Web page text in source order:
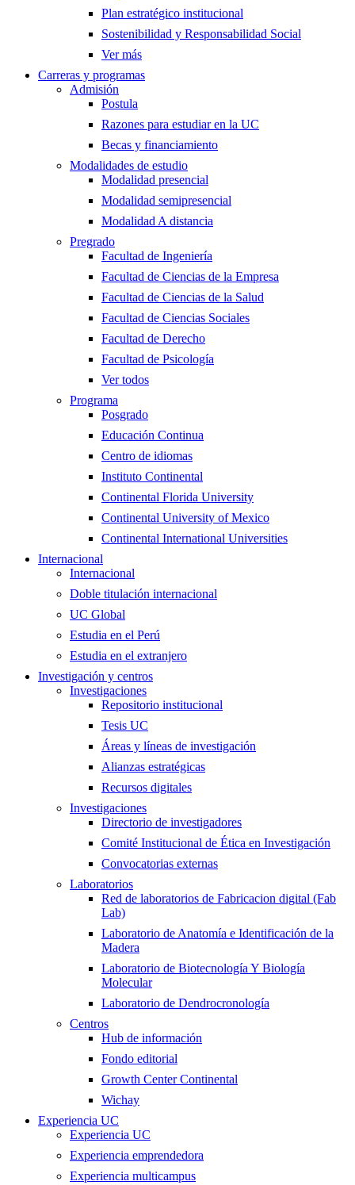
Plan estratégico institucional
Sostenibilidad y Responsabilidad Social
Ver más
Carreras y programas
Admisión
Postula
Razones para estudiar en la UC
Becas y financiamiento
Modalidades de estudio
Modalidad presencial
Modalidad semipresencial
Modalidad A distancia
Pregrado
Facultad de Ingeniería
Facultad de Ciencias de la Empresa
Facultad de Ciencias de la Salud
Facultad de Ciencias Sociales
Facultad de Derecho
Facultad de Psicología
Ver todos
Programa
Posgrado
Educación Continua
Centro de idiomas
Instituto Continental
Continental Florida University
Continental University of Mexico
Continental International Universities
Internacional
Internacional
Doble titulación internacional
UC Global
Estudia en el Perú
Estudia en el extranjero
Investigación y centros
Investigaciones
Repositorio institucional
Tesis UC
Áreas y líneas de investigación
Alianzas estratégicas
Recursos digitales
Investigaciones
Directorio de investigadores
Comité Institucional de Ética en Investigación
Convocatorias externas
Laboratorios
Red de laboratorios de Fabricacion digital (Fab
Lab)
Laboratorio de Anatomía e Identificación de la
Madera
Laboratorio de Biotecnología Y Biología
Molecular
Laboratorio de Dendrocronología
Centros
Hub de información
Fondo editorial
Growth Center Continental
Wichay
Experiencia UC
Experiencia UC
Experiencia emprendedora
Experiencia multicampus